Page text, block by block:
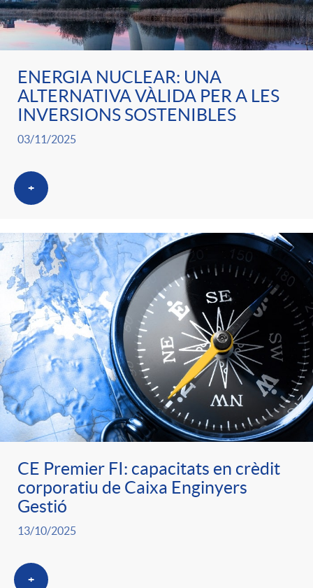
ENERGIA NUCLEAR: UNA
ALTERNATIVA VÀLIDA PER A LES
INVERSIONS SOSTENIBLES
03/11/2025
+
CE Premier FI: capacitats en crèdit
corporatiu de Caixa Enginyers
Gestió
13/10/2025
+